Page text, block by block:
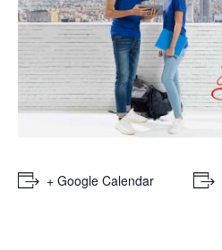
+ Google Calendar